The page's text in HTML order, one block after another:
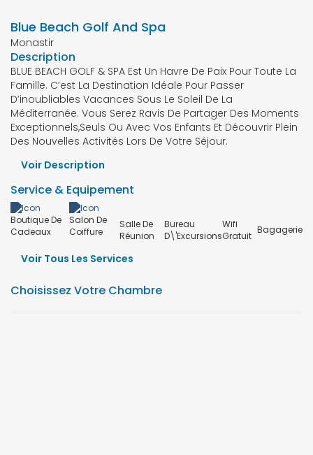
Blue Beach Golf And Spa
Monastir
Description
BLUE BEACH GOLF & SPA Est Un Havre De Paix Pour Toute La
Famille. C’est La Destination Idéale Pour Passer
D’inoubliables Vacances Sous Le Soleil De La
Méditerranée. Vous Serez Ravis De Partager Des Moments
Exceptionnels,seuls Ou Avec Vos Enfants Et Découvrir Plein
Des Nouvelles Activités Lors De Votre Séjour.
Voir Description
Service & Equipement
Boutique De
Cadeaux
Salon De
Coiffure
Salle De
Réunion
Bureau
D\'excursions
Wifi
Gratuit Bagagerie
Voir Tous Les Services
Choisissez Votre Chambre